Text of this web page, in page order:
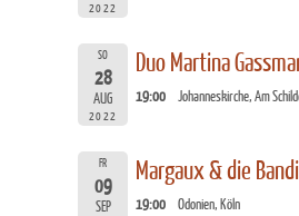
2022
SO
28
AUG
2022
Duo Martina
19:00 Johanneskirche, Am
FR
09
SEP
Margaux & die
19:00 Odonien, Köln